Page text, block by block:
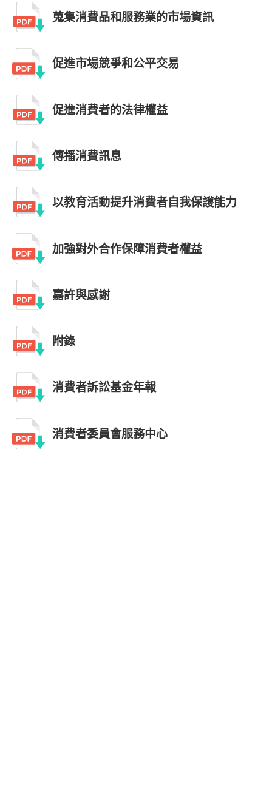
蒐集消費品和服務業的市場資訊
促進市場競爭和公平交易
促進消費者的法律權益
傳播消費訊息
以教育活動提升消費者自我保護能力
加強對外合作保障消費者權益
嘉許與感謝
附錄
消費者訴訟基金年報
消費者委員會服務中心